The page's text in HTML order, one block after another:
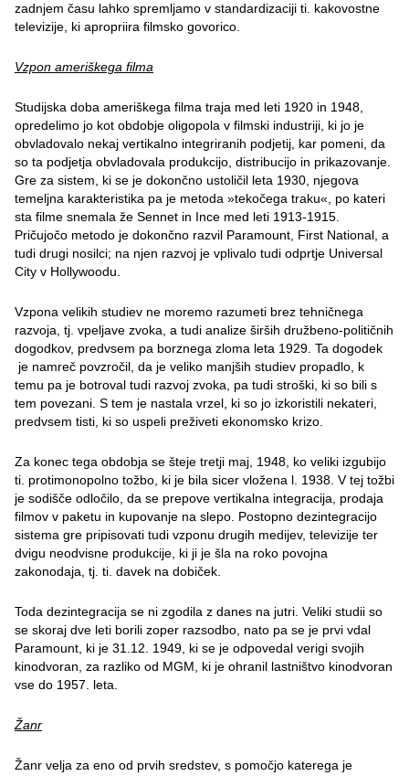
zadnjem času lahko spremljamo v standardizaciji ti. kakovostne
televizije, ki apropriira filmsko govorico.
Vzpon ameriškega filma
Studijska doba ameriškega filma traja med leti 1920 in 1948,
opredelimo jo kot obdobje oligopola v filmski industriji, ki jo je
obvladovalo nekaj vertikalno integriranih podjetij, kar pomeni, da
so ta podjetja obvladovala produkcijo, distribucijo in prikazovanje.
Gre za sistem, ki se je dokončno ustoličil leta 1930, njegova
temeljna karakteristika pa je metoda »tekočega traku«, po kateri
sta filme snemala že Sennet in Ince med leti 1913-1915.
Pričujočo metodo je dokončno razvil Paramount, First National, a
tudi drugi nosilci; na njen razvoj je vplivalo tudi odprtje Universal
City v Hollywoodu.
Vzpona velikih studiev ne moremo razumeti brez tehničnega
razvoja, tj. vpeljave zvoka, a tudi analize širših družbeno-političnih
dogodkov, predvsem pa borznega zloma leta 1929. Ta dogodek
je namreč povzročil, da je veliko manjših studiev propadlo, k
temu pa je botroval tudi razvoj zvoka, pa tudi stroški, ki so bili s
tem povezani. S tem je nastala vrzel, ki so jo izkoristili nekateri,
predvsem tisti, ki so uspeli preživeti ekonomsko krizo.
Za konec tega obdobja se šteje tretji maj, 1948, ko veliki izgubijo
ti. protimonopolno tožbo, ki je bila sicer vložena l. 1938. V tej tožbi
je sodišče odločilo, da se prepove vertikalna integracija, prodaja
filmov v paketu in kupovanje na slepo. Postopno dezintegracijo
sistema gre pripisovati tudi vzponu drugih medijev, televizije ter
dvigu neodvisne produkcije, ki ji je šla na roko povojna
zakonodaja, tj. ti. davek na dobiček.
Toda dezintegracija se ni zgodila z danes na jutri. Veliki studii so
se skoraj dve leti borili zoper razsodbo, nato pa se je prvi vdal
Paramount, ki je 31.12. 1949, ki se je odpovedal verigi svojih
kinodvoran, za razliko od MGM, ki je ohranil lastništvo kinodvoran
vse do 1957. leta.
Žanr
Žanr velja za eno od prvih sredstev, s pomočjo katerega je